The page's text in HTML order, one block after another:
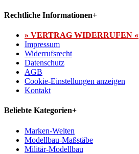
Rechtliche Informationen+
» VERTRAG WIDERRUFEN «
Impressum
Widerrufsrecht
Datenschutz
AGB
Cookie-Einstellungen anzeigen
Kontakt
Beliebte Kategorien+
Marken-Welten
Modellbau-Maßstäbe
Militär-Modellbau